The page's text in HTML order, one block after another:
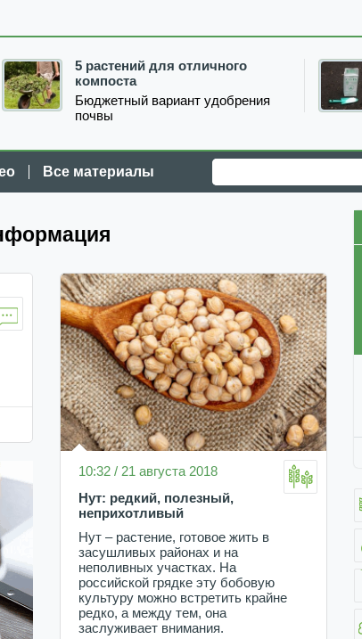
5 растений для отличного
компоста
Бюджетный вариант удобрения
почвы
Все материалы
10:32 / 21 августа 2018
Нут: редкий, полезный,
неприхотливый
Нут – растение, готовое жить в
засушливых районах и на
неполивных участках. На
российской грядке эту бобовую
культуру можно встретить крайне
редко, а между тем, она
заслуживает внимания.